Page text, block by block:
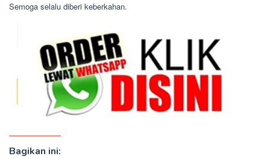
Semoga selalu diberi keberkahan.
Bagikan ini: